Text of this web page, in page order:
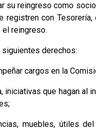
su reingreso como
registren con
reingreso.
derechos:
cargos en la
iniciativas que hagan al
muebles, útiles